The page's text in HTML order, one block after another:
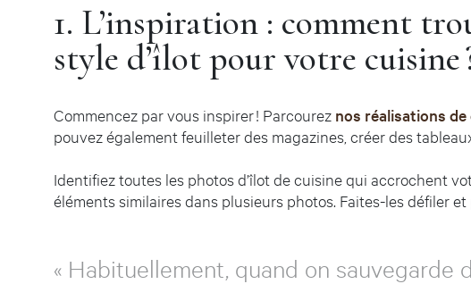
1. L’inspiration : comment
style d’îlot pour votre cuisine
Commencez par vous inspirer ! Parcourez nos réalisations de
pouvez également feuilleter des magazines, créer des
Identifiez toutes les photos d’îlot de cuisine qui accrochent
éléments similaires dans plusieurs photos. Faites-les défiler
« Habituellement, quand on sauvegarde